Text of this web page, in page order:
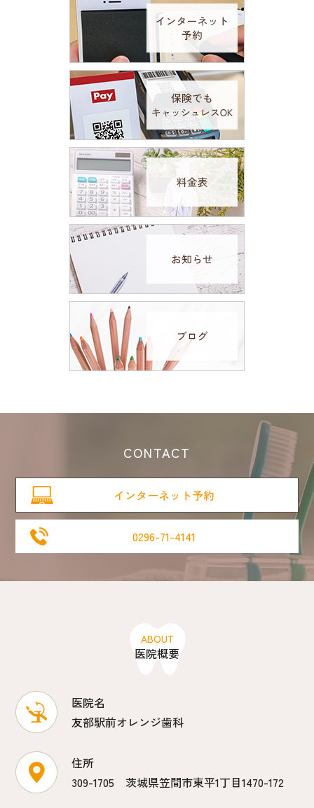
CONTACT
インターネット予約
0296-71-4141
ABOUT
医院概要
医院名
友部駅前オレンジ歯科
住所
309-1705 茨城県笠間市東平1丁目1470-172